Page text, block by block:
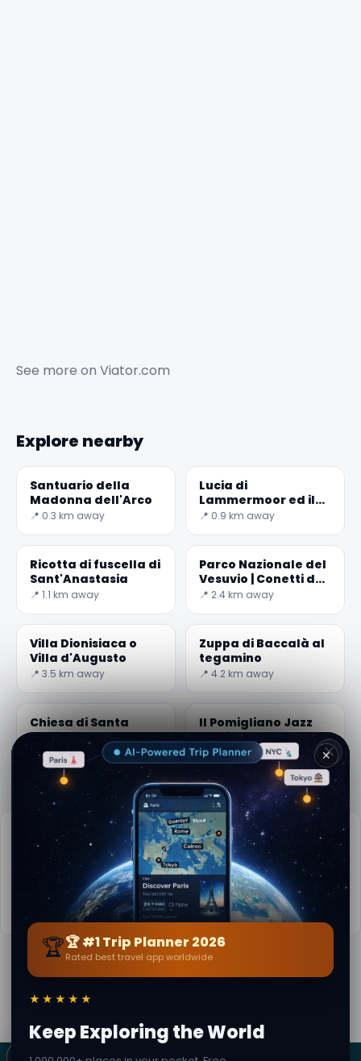
See more on Viator.com
Explore nearby
Santuario della
Madonna dell'Arco
📍 0.3 km away
Lucia di
Lammermoor ed il
borgo di Trocchia
📍 0.9 km away
Ricotta di fuscella di
Sant'Anastasia
📍 1.1 km away
Parco Nazionale del
Vesuvio | Conetti del
Carcavone
📍 2.4 km away
Villa Dionisiaca o
Villa d'Augusto
📍 3.5 km away
Zuppa di Baccalà al
tegamino
📍 4.2 km away
Chiesa di Santa
Maria del Pozzo
📍 4.3 km away
Il Pomigliano Jazz
Festival
📍 4.4 km away
Info pratiche
Periodo consigliato: Primavera a autunno (Apr-Ott)
Meteo ora:26°C, Cielo sereno
📚 Maggiori info su Wikipedia
DiLara Kipling
Contenuto editoriale verificato · Community Secret
World — 1M+ luoghi in 62 lingue
✕
🏆🏆 #1 Trip Planner 2026
Rated best travel app worldwide
★★★★★
Keep Exploring the World